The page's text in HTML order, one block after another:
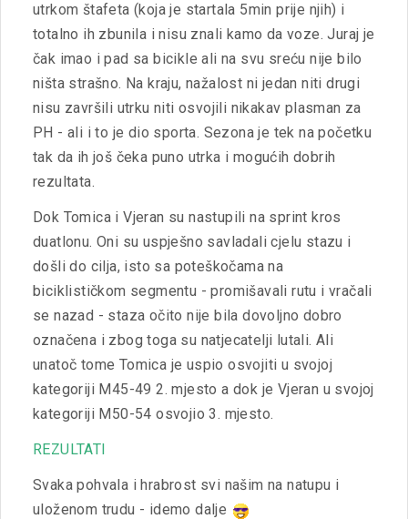
utrkom štafeta (koja je startala 5min prije njih) i
totalno ih zbunila i nisu znali kamo da voze. Juraj je
čak imao i pad sa bicikle ali na svu sreću nije bilo
ništa strašno. Na kraju, nažalost ni jedan niti drugi
nisu završili utrku niti osvojili nikakav plasman za
PH - ali i to je dio sporta. Sezona je tek na početku
tak da ih još čeka puno utrka i mogućih dobrih
rezultata.
Dok Tomica i Vjeran su nastupili na sprint kros
duatlonu. Oni su uspješno savladali cjelu stazu i
došli do cilja, isto sa poteškočama na
biciklističkom segmentu - promišavali rutu i vračali
se nazad - staza očito nije bila dovoljno dobro
označena i zbog toga su natjecatelji lutali. Ali
unatoč tome Tomica je uspio osvojiti u svojoj
kategoriji M45-49 2. mjesto a dok je Vjeran u svojoj
kategoriji M50-54 osvojio 3. mjesto.
REZULTATI
Svaka pohvala i hrabrost svi našim na natupu i
uloženom trudu - idemo dalje